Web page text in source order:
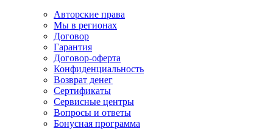
Авторские права
Мы в регионах
Договор
Гарантия
Договор-оферта
Конфиденциальность
Возврат денег
Сертификаты
Сервисные центры
Вопросы и ответы
Бонусная программа